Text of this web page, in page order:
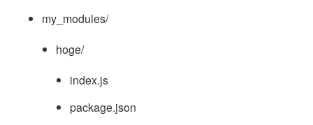
my_modules/
hoge/
index.js
package.json